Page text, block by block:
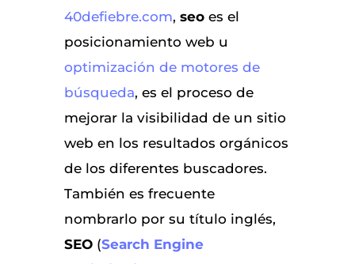
40defiebre.com, seoes el
posicionamiento web u
optimización de motores de
búsqueda, es el proceso de
mejorar la visibilidad de un sitio
web en los resultados orgánicos
de los diferentes buscadores.
También es frecuente
nombrarlo por su título inglés,
SEO(Search Engine